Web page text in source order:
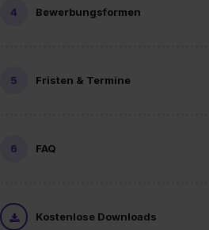
Bewerbungsformen
Fristen & Termine
FAQ
Kostenlose Downloads